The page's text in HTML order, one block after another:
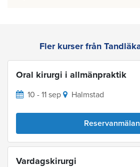
Fler kurser från
Oral kirurgi i allmänpraktik
10 - 11 sep Halmstad
Reservanmälan
Vardagskirurgi